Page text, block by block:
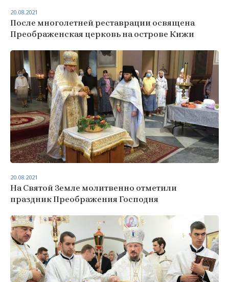
После многолетней реставрации освящена
Преображенская церковь на острове Кижи
20.08.2021
На Святой Земле молитвенно отметили
праздник Преображения Господня
20.08.2021